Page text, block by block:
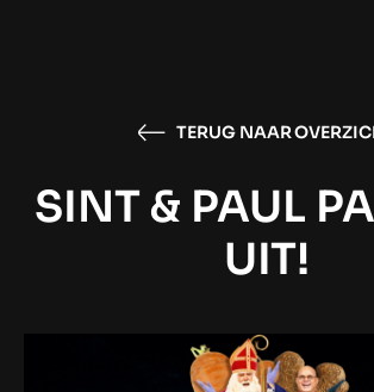
TERUG NAAR
SINT & PAUL
UIT!